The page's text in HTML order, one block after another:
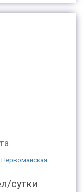
...
сутки